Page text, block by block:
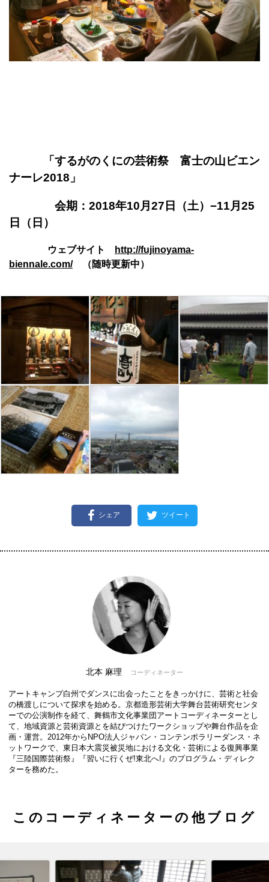
「するがのくにの芸術祭 富士の山ビエン
ナーレ2018」
会期：2018年10月27日（土）−11月25
日（日）
ウェブサイト
http://fujinoyama-
biennale.com/（随時更新中）
シェア ツイート
北本 麻理 コーディネーター
アートキャンプ白州でダンスに出会ったことをきっかけに、芸術と社会
の橋渡しについて探求を始める。京都造形芸術大学舞台芸術研究センタ
ーでの公演制作を経て、舞鶴市文化事業団アートコーディネーターとし
て、地域資源と芸術資源とを結びつけたワークショップや舞台作品を企
画・運営。2012年からNPO法人ジャパン・コンテンポラリーダンス・ネ
ットワークで、東日本大震災被災地における文化・芸術による復興事業
『三陸国際芸術祭』『習いに行くぜ!東北へ!』のプログラム・ディレク
ターを務めた。
このコーディネーターの他ブログ